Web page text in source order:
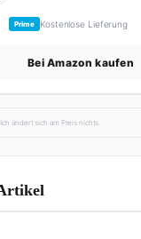
Prime Kostenlose Lieferung
Bei Amazon kaufen
ändert sich am Preis nichts.